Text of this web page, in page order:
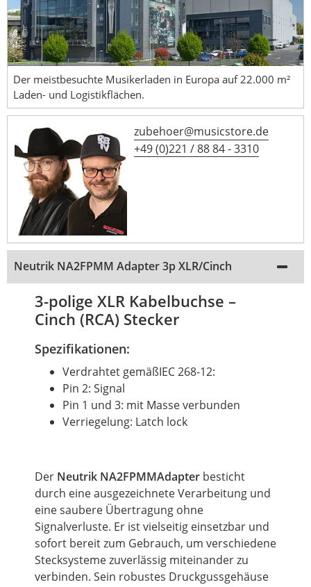
Der meistbesuchte Musikerladen in Europa auf 22.000 m²
Laden- und Logistikflächen.
zubehoer@musicstore.de
+49 (0)221 / 88 84 - 3310
Neutrik NA2FPMM Adapter 3p XLR/Cinch
3-polige XLR Kabelbuchse –
Cinch (RCA) Stecker
Spezifikationen:
Verdrahtet gemäßIEC 268-12:
Pin 2: Signal
Pin 1 und 3: mit Masse verbunden
Verriegelung: Latch lock
Der Neutrik NA2FPMMAdapter besticht
durch eine ausgezeichnete Verarbeitung und
eine saubere Übertragung ohne
Signalverluste. Er ist vielseitig einsetzbar und
sofort bereit zum Gebrauch, um verschiedene
Stecksysteme zuverlässig miteinander zu
verbinden. Sein robustes Druckgussgehäuse